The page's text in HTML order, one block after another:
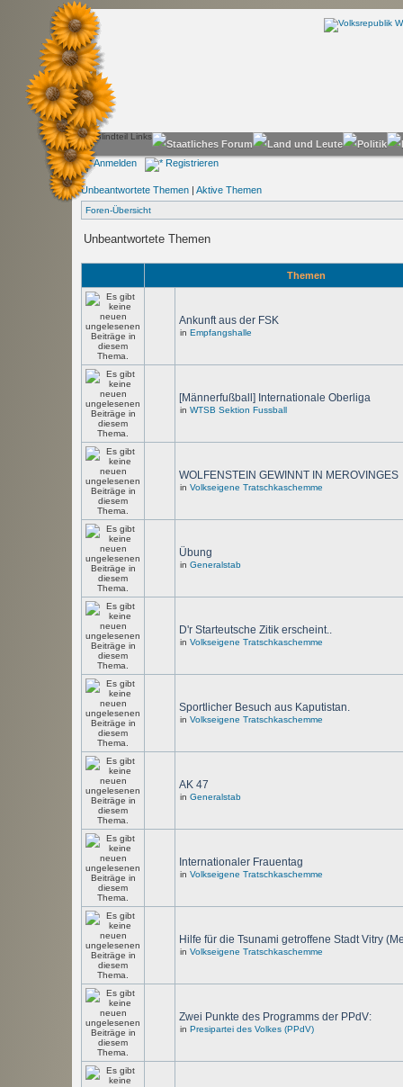
Anmelden Registrieren
Unbeantwortete Themen | Aktive Themen
Foren-Übersicht
Unbeantwortete Themen
Themen
Ankunft aus der FSK
in Empfangshalle
[Männerfußball] Internationale Oberliga
in WTSB Sektion Fussball
WOLFENSTEIN GEWINNT IN MEROVINGES
in Volkseigene Tratschkaschemme
Übung
in Generalstab
D'r Starteutsche Zitik erscheint..
in Volkseigene Tratschkaschemme
Sportlicher Besuch aus Kaputistan.
in Volkseigene Tratschkaschemme
AK 47
in Generalstab
Internationaler Frauentag
in Volkseigene Tratschkaschemme
Hilfe für die Tsunami getroffene Stadt Vitry
in Volkseigene Tratschkaschemme
Zwei Punkte des Programms der PPdV:
in Presipartei des Volkes (PPdV)